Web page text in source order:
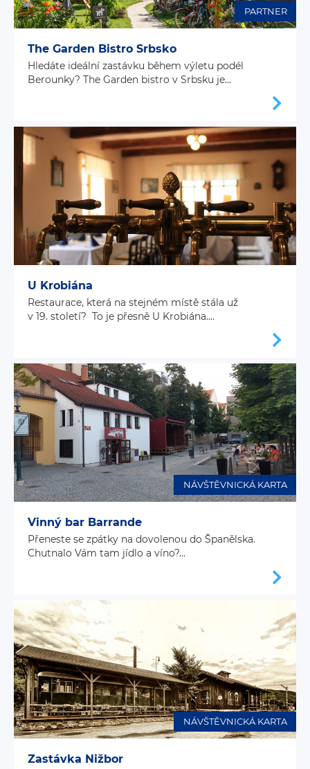
PARTNER
The Garden Bistro Srbsko
Hledáte ideální zastávku během výletu podél
Berounky? The Garden bistro v Srbsku je...
U Krobiána
Restaurace, která na stejném místě stála už
v 19. století? To je přesně U Krobiána....
NÁVŠTĚVNICKÁ KARTA
Vinný bar Barrande
Přeneste se zpátky na dovolenou do Španělska.
Chutnalo Vám tam jídlo a víno?...
NÁVŠTĚVNICKÁ KARTA
Zastávka Nižbor